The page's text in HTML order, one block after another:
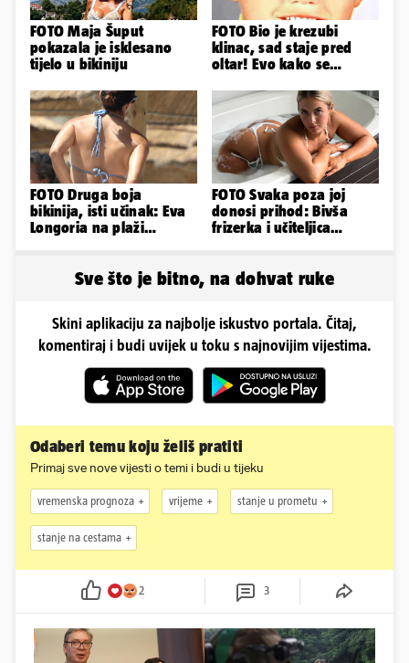
FOTO Maja Šuput
pokazala je isklesano
tijelo u bikiniju
FOTO Bio je krezubi
klinac, sad staje pred
oltar! Evo kako se
najvećih...
FOTO Druga boja
bikinija, isti učinak: Eva
Longoria na plaži
FOTO Svaka poza joj
donosi prihod: Bivša
frizerka i učiteljica
Sve što je bitno, na dohvat ruke
Skini aplikaciju za najbolje iskustvo portala. Čitaj,
komentiraj i budi uvijek u toku s najnovijim vijestima.
Odaberi temu koju želiš pratiti
Primaj sve nove vijesti o temi i budi u tijeku
vremenska prognoza vrijeme stanje u prometu
stanje na cestama
2 3